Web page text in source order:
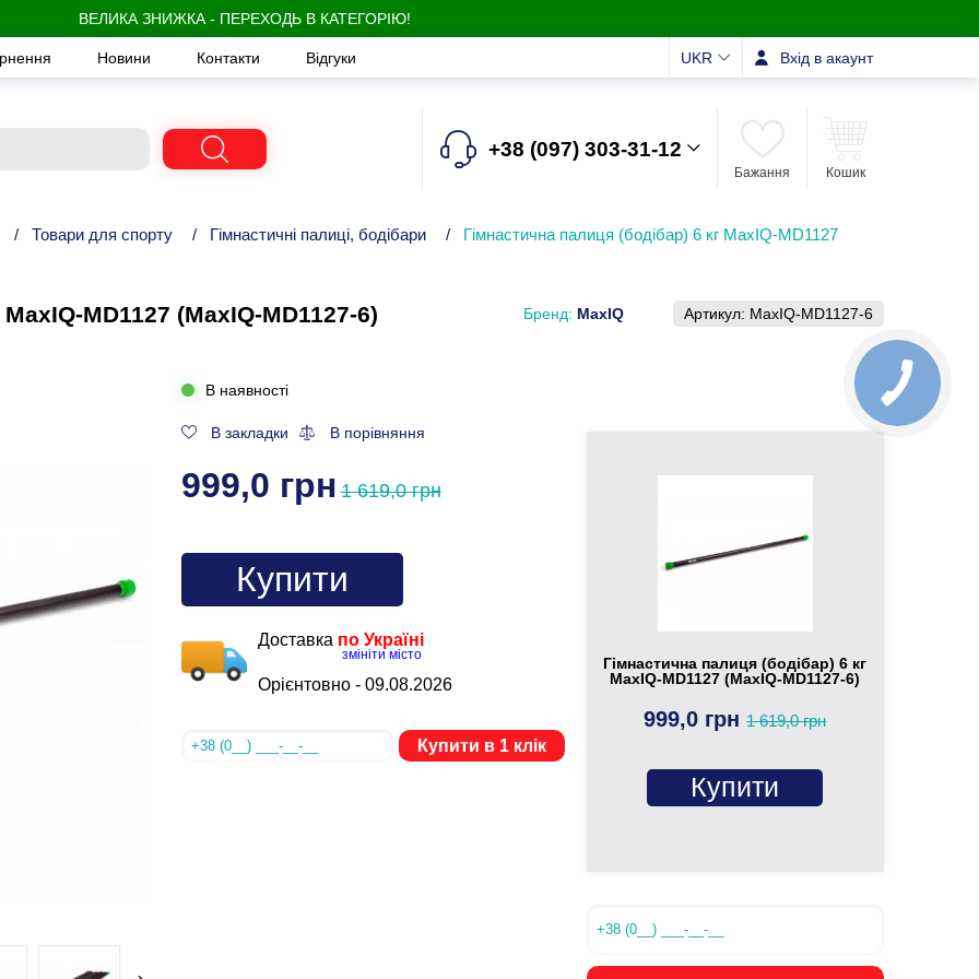
ВЕЛИКА ЗНИЖКА - ПЕРЕХОДЬ В КАТЕГОРІЮ!
Новини Контакти Відгуки UKR Вхід в акаунт
+38 (097) 303-31-12
Бажання Кошик
/ Товари для спорту / Гімнастичні палиці, бодібари / Гімнастична палиця (бодібар) 6 кг MaxIQ-MD1127
MD1127 (MaxIQ-MD1127-6) Бренд: MaxIQ Артикул: MaxIQ-MD1127-6
В наявності
В закладки В порівняння
999,0 грн 1 619,0 грн
Купити
Доставка по Україні
змініти місто
Орієнтовно - 09.08.2026
Купити в 1 клік
Гімнастична палиця (бодібар) 6 кг
MaxIQ-MD1127 (MaxIQ-MD1127-6)
999,0 грн1 619,0 грн
Купити